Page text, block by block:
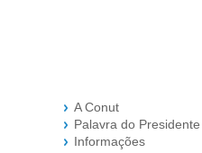
A Conut
Palavra do Presidente
Informações